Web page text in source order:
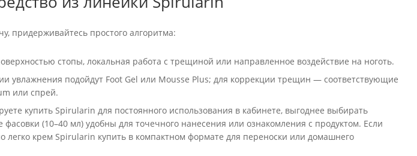
придерживайтесь простого алгоритма:
стопы, локальная работа с трещиной или направленное воздействие на ноготь.
увлажнения подойдут Foot Gel или Mousse Plus; для коррекции трещин — соответствующие
или спрей.
купить Spirularin для постоянного использования в кабинете, выгоднее выбирать
(10–40 мл) удобны для точечного нанесения или ознакомления с продуктом. Если
крем Spirularin купить в компактном формате для переноски или домашнего